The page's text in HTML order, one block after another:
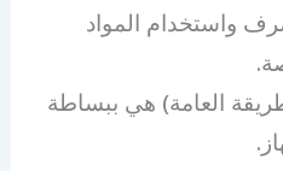
واستخدام المواد
العامة) هي ببساطة